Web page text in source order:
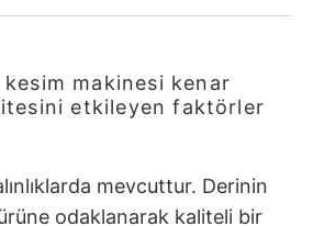
makinesi kenar
etkileyen faktörler
mevcuttur. Derinin
odaklanarak kaliteli bir